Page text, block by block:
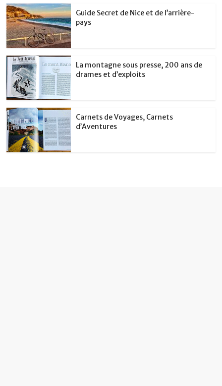
Guide Secret de Nice et de l’arrière-
pays
La montagne sous presse, 200 ans de
drames et d’exploits
Carnets de Voyages, Carnets
d’Aventures